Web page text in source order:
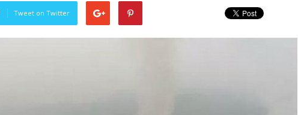
Tweet on Twitter